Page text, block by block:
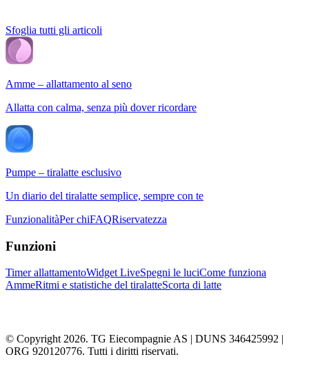
Sfoglia tutti gli articoli
Amme – allattamento al seno
Allatta con calma, senza più dover ricordare
Pumpe – tiralatte esclusivo
Un diario del tiralatte semplice, sempre con te
FunzionalitàPer chiFAQRiservatezza
Funzioni
Timer allattamentoWidget LiveSpegni le luciCome funziona
AmmeRitmi e statistiche del tiralatteScorta di latte
© Copyright 2026. TG Eiecompagnie AS | DUNS 346425992 |
ORG 920120776. Tutti i diritti riservati.